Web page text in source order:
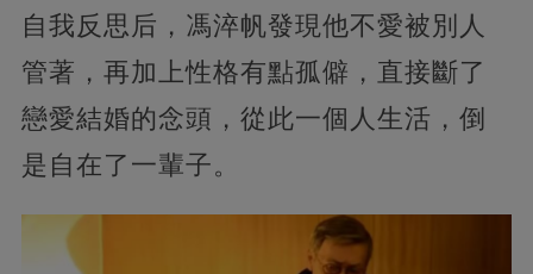
自我反思后，馮淬帆發現他不愛被別人
管著，再加上性格有點孤僻，直接斷了
戀愛結婚的念頭，從此一個人生活，倒
是自在了一輩子。